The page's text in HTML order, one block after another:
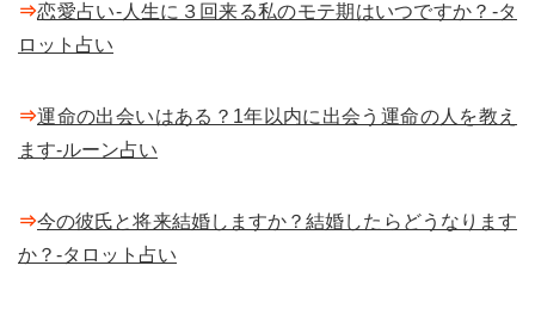
⇒恋愛占い-人生に３回来る私のモテ期はいつですか？-タ
ロット占い
⇒運命の出会いはある？1年以内に出会う運命の人を教え
ます-ルーン占い
⇒今の彼氏と将来結婚しますか？結婚したらどうなります
か？-タロット占い